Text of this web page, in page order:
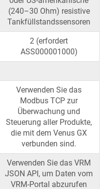
(240–30 Ohm) resistive
Tankfüllstandssensoren
2 (erfordert
ASS000001000)
Verwenden Sie das
Modbus TCP zur
Überwachung und
Steuerung aller Produkte,
die mit dem Venus GX
verbunden sind.
Verwenden Sie das VRM
JSON API, um Daten vom
VRM-Portal abzurufen